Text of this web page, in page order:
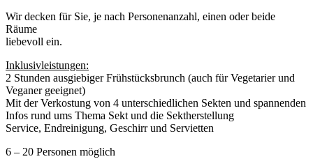
Wir decken für Sie, je nach Personenanzahl, einen oder beide
Räume
liebevoll ein.
Inklusivleistungen:
2 Stunden ausgiebiger Frühstücksbrunch (auch für Vegetarier und
Veganer geeignet)
Mit der Verkostung von 4 unterschiedlichen Sekten und spannenden
Infos rund ums Thema Sekt und die Sektherstellung
Service, Endreinigung, Geschirr und Servietten
6 – 20 Personen möglich